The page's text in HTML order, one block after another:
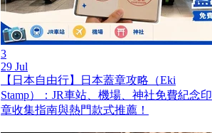
3
29 Jul
【日本自由行】日本蓋章攻略（Eki
Stamp）：JR車站、機場、神社免費紀念印
章收集指南與熱門款式推薦！